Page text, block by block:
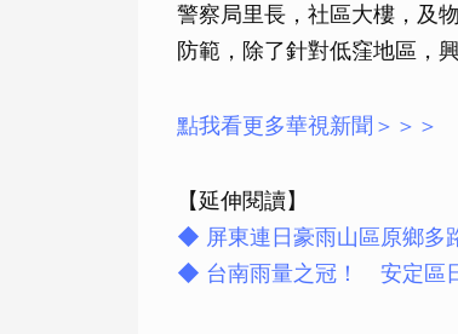
警察局里長，社區大樓，及
防範，除了針對低窪地區，
點我看更多華視新聞＞＞＞
【延伸閱讀】
◆ 屏東連日豪雨山區原鄉多
◆ 台南雨量之冠！ 安定區